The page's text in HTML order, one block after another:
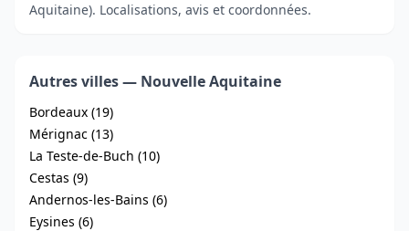
Aquitaine). Localisations, avis et coordonnées.
Autres villes — Nouvelle Aquitaine
Bordeaux (19)
Mérignac (13)
La Teste-de-Buch (10)
Cestas (9)
Andernos-les-Bains (6)
Eysines (6)